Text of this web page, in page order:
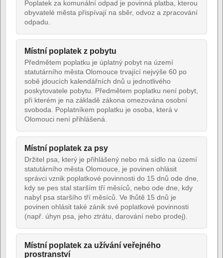
Poplatek za komunální odpad je povinná platba, kterou
obyvatelé města přispívají na sběr, odvoz a zpracování
odpadu.
Místní poplatek z pobytu
Předmětem poplatku je úplatný pobyt na území
statutárního města Olomouce trvající nejvýše 60 po
sobě jdoucích kalendářních dnů u jednotlivého
poskytovatele pobytu. Předmětem poplatku není pobyt,
při kterém je na základě zákona omezována osobní
svoboda. Poplatníkem poplatku je osoba, která v
Olomouci není přihlášená.
Místní poplatek za psy
Držitel psa, který je přihlášený nebo má sídlo na území
statutárního města Olomouce, je povinen ohlásit
správci vznik poplatkové povinnosti do 15 dnů ode dne,
kdy se pes stal starším tří měsíců, nebo ode dne, kdy
nabyl psa staršího tří měsíců. Ve lhůtě 15 dnů je
povinen ohlásit také zánik své poplatkové povinnosti
(např. úhyn psa, jeho ztrátu, darování nebo prodej).
Místní poplatek za užívání veřejného
prostranství